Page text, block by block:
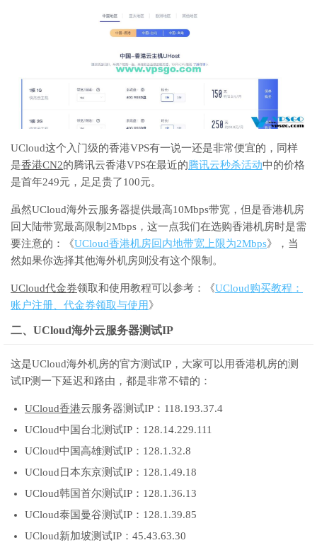
UCloud这个入门级的香港VPS有一说一还是非常便宜的，同样
是香港CN2的腾讯云香港VPS在最近的腾讯云秒杀活动中的价格
是首年249元，足足贵了100元。
虽然UCloud海外云服务器提供最高10Mbps带宽，但是香港机房
回大陆带宽最高限制2Mbps，这一点我们在选购香港机房时是需
要注意的：《UCloud香港机房回内地带宽上限为2Mbps》，当
然如果你选择其他海外机房则没有这个限制。
UCloud代金券领取和使用教程可以参考：《UCloud购买教程：
账户注册、代金券领取与使用》
二、UCloud海外云服务器测试IP
这是UCloud海外机房的官方测试IP，大家可以用香港机房的测
试IP测一下延迟和路由，都是非常不错的：
UCloud香港云服务器测试IP：118.193.37.4
UCloud中国台北测试IP：128.14.229.111
UCloud中国高雄测试IP：128.1.32.8
UCloud日本东京测试IP：128.1.49.18
UCloud韩国首尔测试IP：128.1.36.13
UCloud泰国曼谷测试IP：128.1.39.85
UCloud新加坡测试IP：45.43.63.30